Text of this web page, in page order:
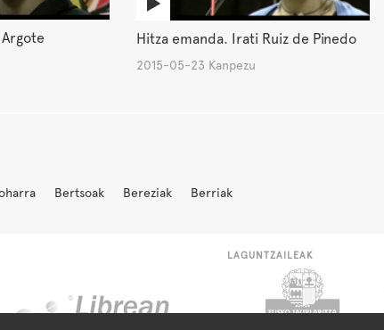
Hitza emanda. Irati Ruiz de Pinedo
2015-05-23 Kanpezu
Bertsoak Bereziak Berriak
LAGUNTZAILEAK